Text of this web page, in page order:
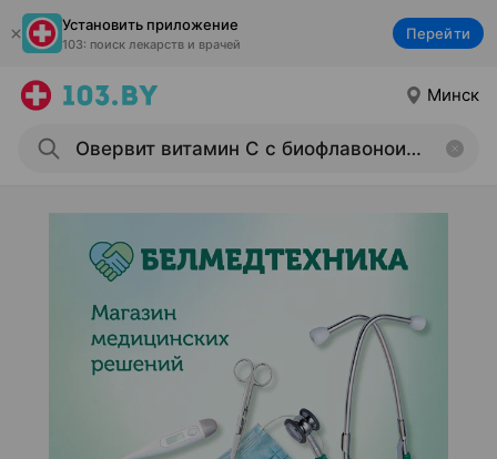
Установить приложение
103: поиск лекарств и врачей
Перейти
Минск